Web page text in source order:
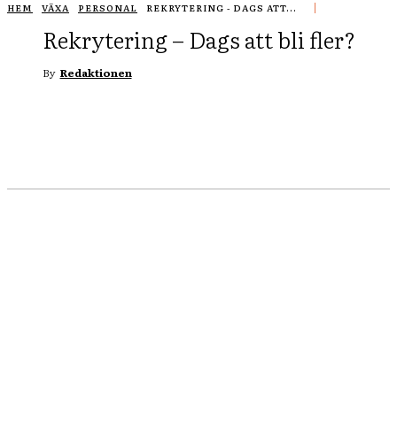
HEM VÄXA PERSONAL REKRYTERING - DAGS ATT...
Rekrytering – Dags att bli fler?
By Redaktionen